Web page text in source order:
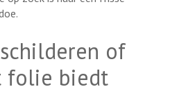
of
folie biedt